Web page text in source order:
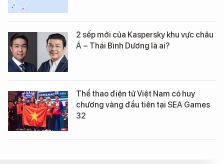
2 sếp mới của Kaspersky khu vực châu
Á – Thái Bình Dương là ai?
Thể thao điện tử Việt Nam có huy
chương vàng đầu tiên tại SEA Games
32